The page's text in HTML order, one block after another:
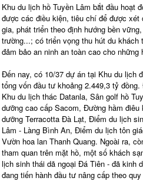
Khu du lịch hồ Tuyền Lâm bắt đầu hoạt
được các điều kiện, tiêu chí để được xét
gia, phát triển theo định hướng bền
trường...; có triển vọng thu hút du
đảm bảo an ninh an toàn cao cho
Đến nay, có 10/37 dự án tại Khu du lịch
tổng vốn đầu tư khoảng 2.449,3 tỷ
Khu du lịch thác Datanla, Sân golf hồ
dưỡng cao cấp Sacom, Đường hầm
dưỡng Terracotta Đà Lạt, Điểm du lịch
Lâm - Làng Bình An, Điểm du lịch tôn
Vườn hoa lan Thanh Quang. Ngoài ra,
tham quan trên mặt hồ, một số khách
lịch sinh thái dã ngoại Đá Tiên - đã kinh
đang tiến hành đầu tư nâng cấp theo